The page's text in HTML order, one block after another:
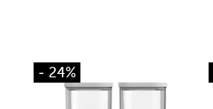
- 24%